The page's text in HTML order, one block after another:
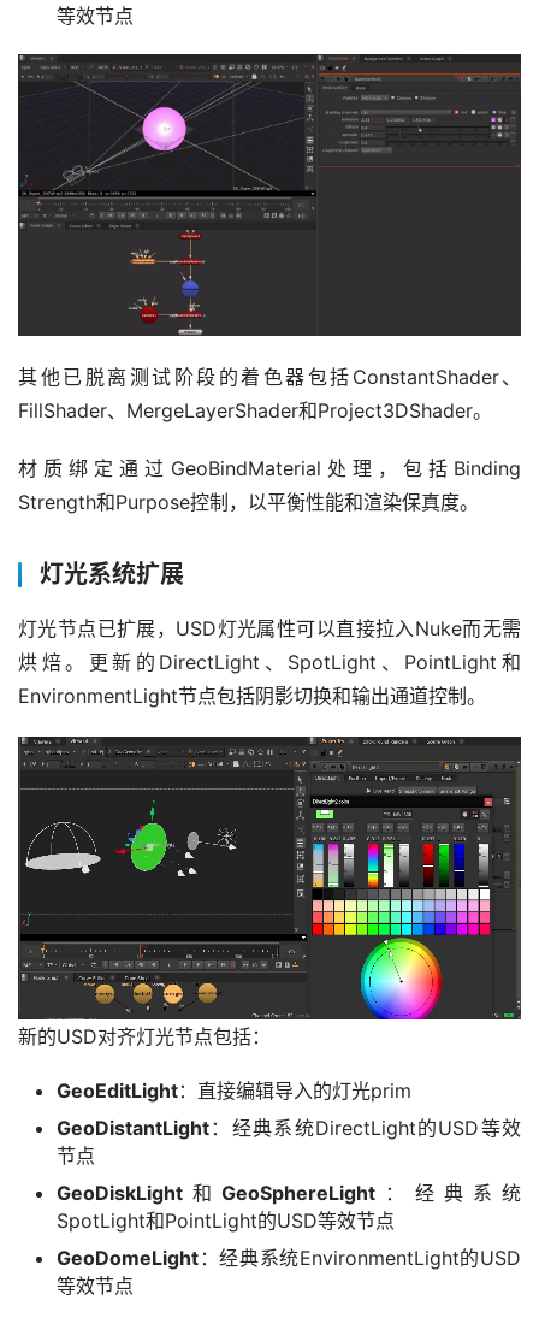
等效节点
其他已脱离测试阶段的着色器包括ConstantShader、
FillShader、MergeLayerShader和Project3DShader。
材质绑定通过GeoBindMaterial处理，包括Binding
Strength和Purpose控制，以平衡性能和渲染保真度。
灯光系统扩展
灯光节点已扩展，USD灯光属性可以直接拉入Nuke而无需
烘焙。更新的DirectLight、SpotLight、PointLight和
EnvironmentLight节点包括阴影切换和输出通道控制。
新的USD对齐灯光节点包括：
GeoEditLight：直接编辑导入的灯光prim
GeoDistantLight ：经典系统DirectLight的USD等效
节点
GeoDiskLight 和GeoSphereLight ：经典系统
SpotLight和PointLight的USD等效节点
GeoDomeLight ：经典系统EnvironmentLight的USD
等效节点